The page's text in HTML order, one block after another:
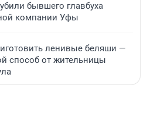
бывшего главбуха
компании Уфы
ленивые беляши —
способ от жительницы